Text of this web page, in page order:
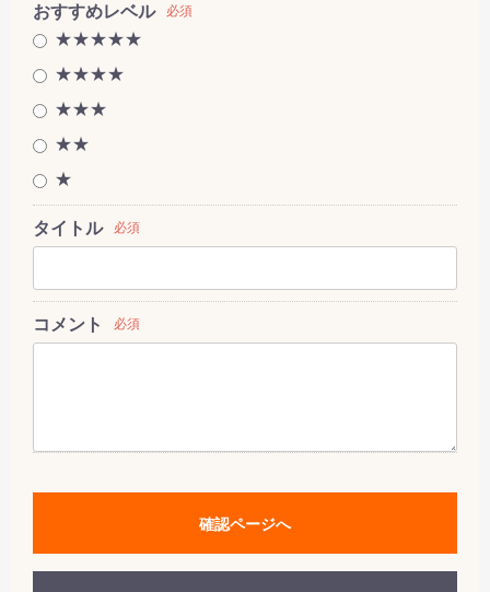
おすすめレベル 必須
★★★★★
★★★★
★★★
★★
★
タイトル 必須
コメント 必須
確認ページへ